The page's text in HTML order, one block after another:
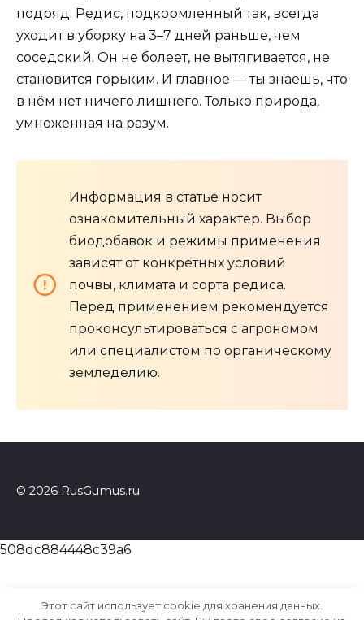
подряд. Редис, подкормленный так, всегда
уходит в уборку на 3–7 дней раньше, чем
соседский. Он не болеет, не вытягивается, не
становится горьким. И главное — ты знаешь, что
в нём нет ничего лишнего. Только природа,
умноженная на разум.
Информация в статье носит
ознакомительный характер. Выбор
биодобавок и режимы применения
зависят от конкретных условий
почвы, климата и сорта редиса.
Перед применением рекомендуется
проконсультироваться с агрономом
или специалистом по органическому
земледелию.
© 2026 RusGumus.ru
508dc884448c39a6
Этот сайт использует cookie для хранения данных.